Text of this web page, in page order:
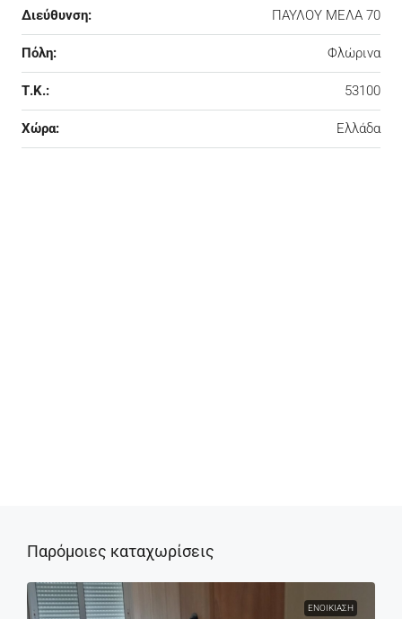
Διεύθυνση: ΠΑΥΛΟΥ ΜΕΛΑ 70
Πόλη: Φλώρινα
Τ.Κ.: 53100
Χώρα: Ελλάδα
Παρόμοιες καταχωρίσεις
ΕΝΟΙΚΊΑΣΗ